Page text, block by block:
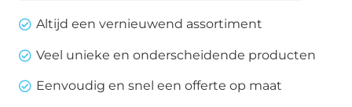
aantal
Altijd een vernieuwend assortiment
Veel unieke en onderscheidende producten
Eenvoudig en snel een offerte op maat